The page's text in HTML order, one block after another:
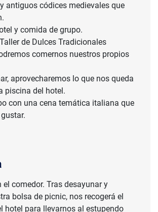
antiguos códices medievales que
y comida de grupo.
de Dulces Tradicionales
comernos nuestros propios
aprovecharemos lo que nos queda
piscina del hotel.
con una cena temática italiana que
el comedor. Tras desayunar y
bolsa de picnic, nos recogerá el
hotel para llevarnos al estupendo